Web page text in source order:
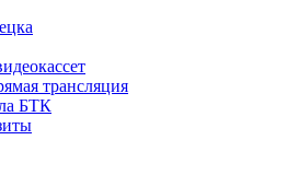
трансляция
БТК